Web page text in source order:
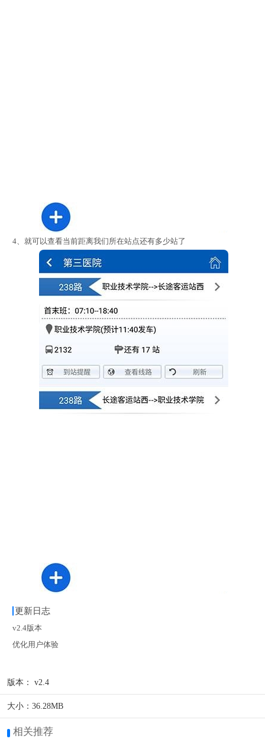
4、就可以查看当前距离我们所在站点还有多少站了
更新日志
v2.4版本
优化用户体验
版本： v2.4
大小： 36.28MB
相关推荐